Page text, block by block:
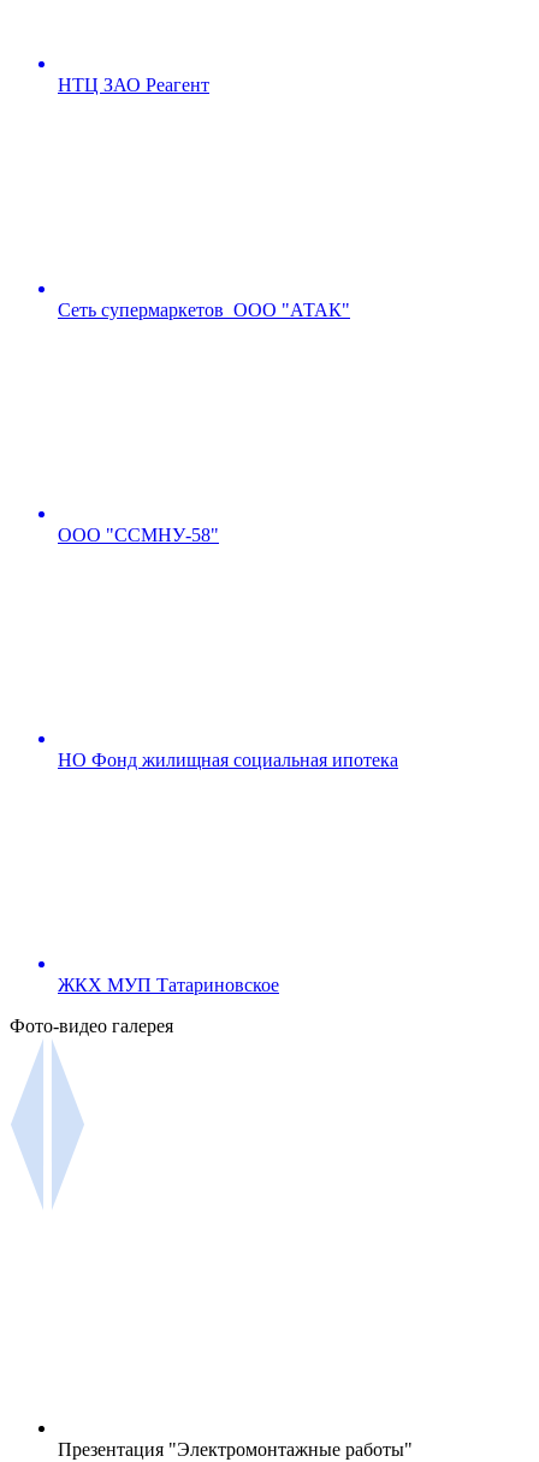
НТЦ ЗАО Реагент
Сеть супермаркетов ООО "АТАК"
ООО "ССМНУ-58"
НО Фонд жилищная социальная ипотека
ЖКХ МУП Татариновское
Фото-видео галерея
Презентация "Электромонтажные работы"